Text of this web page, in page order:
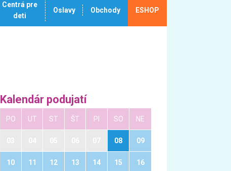
Centrá pre
deti
Oslavy Obchody ESHOP
Kalendár podujatí
PO UT ST ŠT PI SO NE
08 09
10 11 12 13 14 15 16